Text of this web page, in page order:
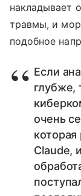
накладывает
травмы, и
подобное
Если
глубже,
очень
Claude,